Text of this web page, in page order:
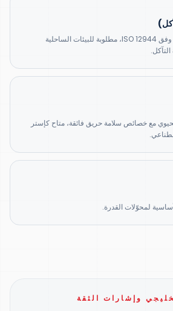
أعلى فئة حماية من التآكل وفق ISO 12944، مطلوبة للبيئات الساحلية
مع خصائص سلامة حريق فائقة، متاح كإستر
لمحوّلات القدرة.
وإشارات الثقة